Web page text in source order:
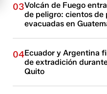
03Volcán de Fuego
de peligro: cientos de
evacuadas en
04Ecuador y Argentina
de extradición
Quito